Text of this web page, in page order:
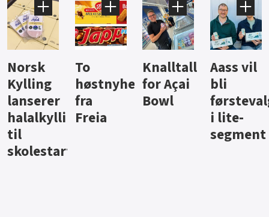
Knalltall
for Açai
Bowl
Aass vil
bli
førstevalg
i lite-
Brus og
jus fra
Berentsen
Hard
iste fra
Hansa